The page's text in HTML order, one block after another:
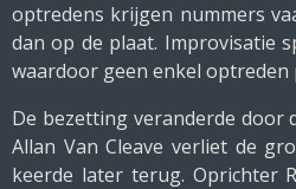
optredens krijgen nummers
dan op de plaat. Improvisatie
waardoor geen enkel optreden
De bezetting veranderde door
Allan Van Cleave verliet de
keerde later terug. Oprichter